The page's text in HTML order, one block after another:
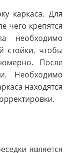
каркаса. Для
чего крепятся
необходимо
стойки, чтобы
После
Необходимо
находятся
является